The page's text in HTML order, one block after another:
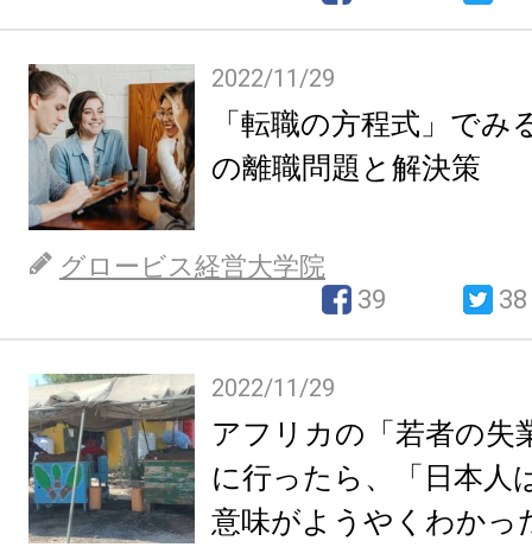
2022/11/29
「転職の方程式」でみ
の離職問題と解決策
グロービス経営大学院
39
38
2022/11/29
アフリカの「若者の失
に行ったら、「日本人
意味がようやくわかっ